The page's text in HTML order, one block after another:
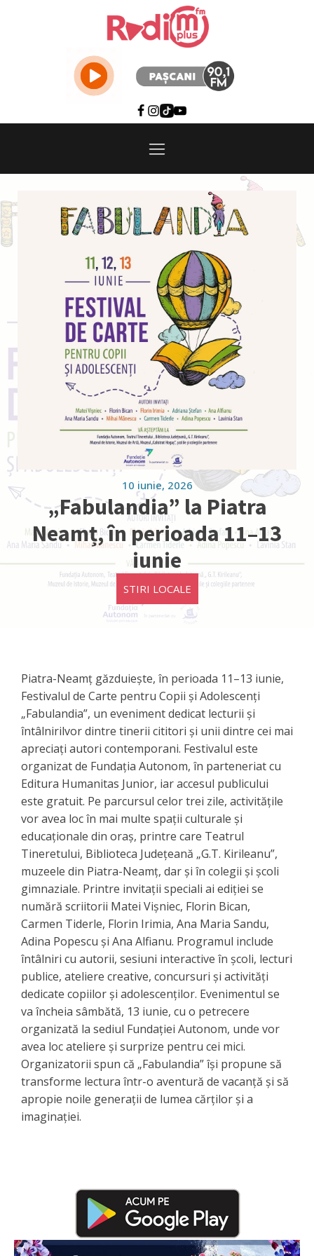
10 iunie, 2026
„Fabulandia” la Piatra
Neamț, în perioada 11–13
iunie
STIRI LOCALE
Piatra-Neamț găzduiește, în perioada 11–13 iunie,
Festivalul de Carte pentru Copii și Adolescenți
„Fabulandia”, un eveniment dedicat lecturii și
întâlnirilvor dintre tinerii cititori și unii dintre cei mai
apreciați autori contemporani. Festivalul este
organizat de Fundația Autonom, în parteneriat cu
Editura Humanitas Junior, iar accesul publicului
este gratuit. Pe parcursul celor trei zile, activitățile
vor avea loc în mai multe spații culturale și
educaționale din oraș, printre care Teatrul
Tineretului, Biblioteca Județeană „G.T. Kirileanu”,
muzeele din Piatra-Neamț, dar și în colegii și școli
gimnaziale. Printre invitații speciali ai ediției se
numără scriitorii Matei Vișniec, Florin Bican,
Carmen Tiderle, Florin Irimia, Ana Maria Sandu,
Adina Popescu și Ana Alfianu. Programul include
întâlniri cu autorii, sesiuni interactive în școli, lecturi
publice, ateliere creative, concursuri și activități
dedicate copiilor și adolescenților. Evenimentul se
va încheia sâmbătă, 13 iunie, cu o petrecere
organizată la sediul Fundației Autonom, unde vor
avea loc ateliere și surprize pentru cei mici.
Organizatorii spun că „Fabulandia” își propune să
transforme lectura într-o aventură de vacanță și să
apropie noile generații de lumea cărților și a
imaginației.